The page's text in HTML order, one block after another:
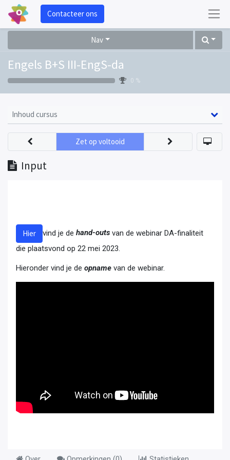
Contacteer ons
Nav
Engels B+S III-EngS-da
0 %
Inhoud cursus
Input
Zet op voltooid
Hier vind je de hand-outs van de webinar DA-finaliteit
die plaatsvond op 22 mei 2023.
Hieronder vind je de opname van de webinar.